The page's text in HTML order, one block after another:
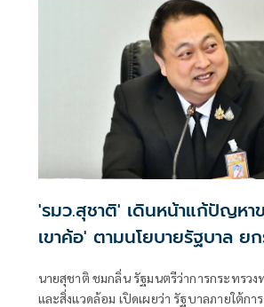
'รมว.สุชาติ' เดินหน้าแก้ปัญหา
เขาค้อ' ตามนโยบายรัฐบาล ย
ท่องเที่ยวคาร์บอนต่ำ สร้างราย
รักษาสิ่งแวดล้อม
นายสุชาติ ชมกลิ่น รัฐมนตรีว่าการกระทรว
และสิ่งแวดล้อม เปิดเผยว่า รัฐบาลภายใต้ก